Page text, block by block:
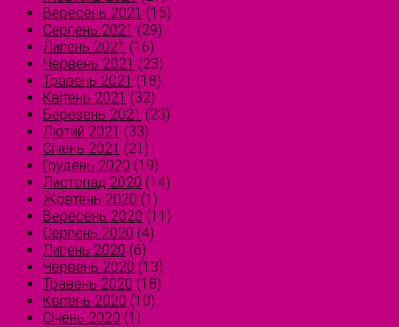
Вересень 2021 (15)
Серпень 2021 (29)
Липень 2021 (16)
Червень 2021 (23)
Травень 2021 (18)
Квітень 2021 (32)
Березень 2021 (23)
Лютий 2021 (33)
Січень 2021 (21)
Грудень 2020 (19)
Листопад 2020 (14)
Жовтень 2020 (1)
Вересень 2020 (11)
Серпень 2020 (4)
Липень 2020 (6)
Червень 2020 (13)
Травень 2020 (18)
Квітень 2020 (10)
Січень 2020 (1)